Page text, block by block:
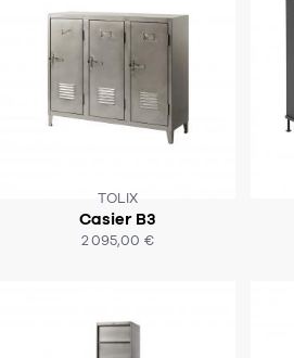
TOLIX
Casier B3
2 095,00 €
SOUS 4-6 SEMAINES
ACHAT EXPRESS